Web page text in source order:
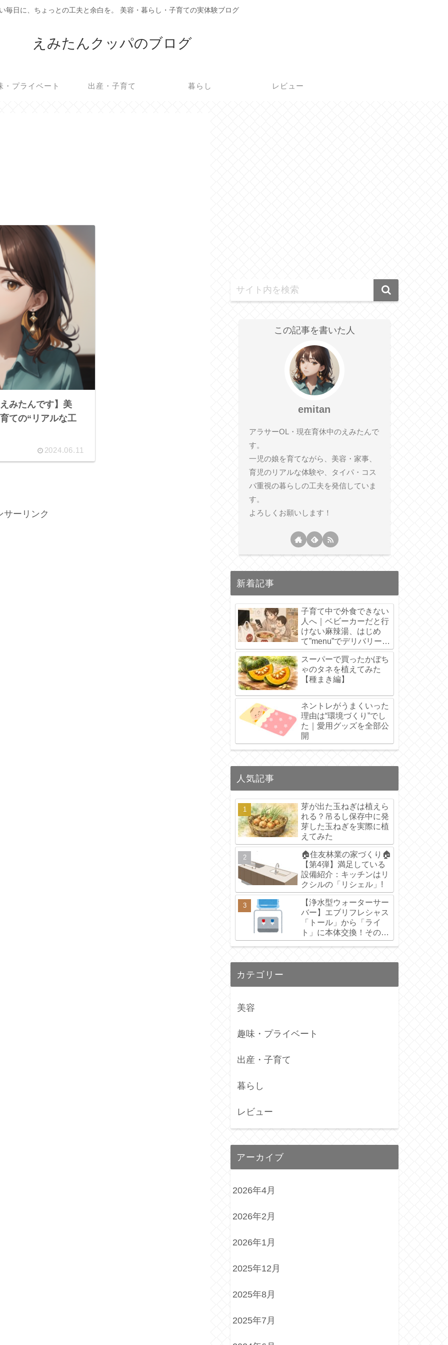
毎日に、ちょっとの工夫と余白を。 美容・暮らし・子育ての実体験ブログ
えみたんクッパのブログ
・プライベート 出産・子育て 暮らし レビュー
みたんです】美
ての“リアルな工
2024.06.11
サーリンク
この記事を書いた人
emitan
アラサーOL・現在育休中のえみたんで
す。
一児の娘を育てながら、美容・家事、
育児のリアルな体験や、タイパ・コス
パ重視の暮らしの工夫を発信していま
す。
よろしくお願いします！
新着記事
子育て中で外食できない
人へ｜ベビーカーだと行
けない麻辣湯、はじめ
て”menu”でデリバリーし
てみた【6,800円分の初
回クーポンあり】
スーパーで買ったかぼち
ゃのタネを植えてみた
【種まき編】
ネントレがうまくいった
理由は“環境づくり”でし
た｜愛用グッズを全部公
開
人気記事
芽が出た玉ねぎは植えら
れる？吊るし保存中に発
芽した玉ねぎを実際に植
えてみた
🏠住友林業の家づくり🏠
【第4弾】満足している
設備紹介：キッチンはリ
クシルの「リシェル」!
【浄水型ウォーターサー
バー】エブリフレシャス
「トール」から「ライ
ト」に本体交換！その理
由とリアルな感想
カテゴリー
美容
趣味・プライベート
出産・子育て
暮らし
レビュー
アーカイブ
2026年4月
2026年2月
2026年1月
2025年12月
2025年8月
2025年7月